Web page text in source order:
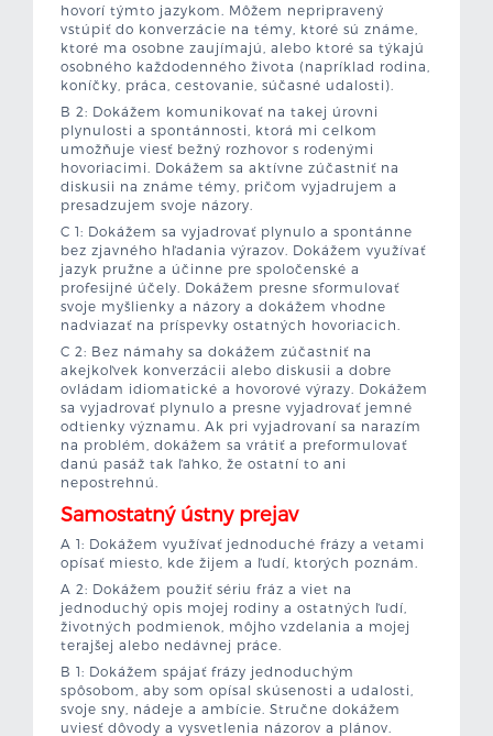
hovorí týmto jazykom. Môžem nepripravený
vstúpiť do konverzácie na témy, ktoré sú známe,
ktoré ma osobne zaujímajú, alebo ktoré sa týkajú
osobného každodenného života (napríklad rodina,
koníčky, práca, cestovanie, súčasné udalosti).
B 2: Dokážem komunikovať na takej úrovni
plynulosti a spontánnosti, ktorá mi celkom
umožňuje viesť bežný rozhovor s rodenými
hovoriacimi. Dokážem sa aktívne zúčastniť na
diskusii na známe témy, pričom vyjadrujem a
presadzujem svoje názory.
C 1: Dokážem sa vyjadrovať plynulo a spontánne
bez zjavného hľadania výrazov. Dokážem využívať
jazyk pružne a účinne pre spoločenské a
profesijné účely. Dokážem presne sformulovať
svoje myšlienky a názory a dokážem vhodne
nadviazať na príspevky ostatných hovoriacich.
C 2: Bez námahy sa dokážem zúčastniť na
akejkoľvek konverzácii alebo diskusii a dobre
ovládam idiomatické a hovorové výrazy. Dokážem
sa vyjadrovať plynulo a presne vyjadrovať jemné
odtienky významu. Ak pri vyjadrovaní sa narazím
na problém, dokážem sa vrátiť a preformulovať
danú pasáž tak ľahko, že ostatní to ani
nepostrehnú.
Samostatný ústny prejav
A 1: Dokážem využívať jednoduché frázy a vetami
opísať miesto, kde žijem a ľudí, ktorých poznám.
A 2: Dokážem použiť sériu fráz a viet na
jednoduchý opis mojej rodiny a ostatných ľudí,
životných podmienok, môjho vzdelania a mojej
terajšej alebo nedávnej práce.
B 1: Dokážem spájať frázy jednoduchým
spôsobom, aby som opísal skúsenosti a udalosti,
svoje sny, nádeje a ambície. Stručne dokážem
uviesť dôvody a vysvetlenia názorov a plánov.